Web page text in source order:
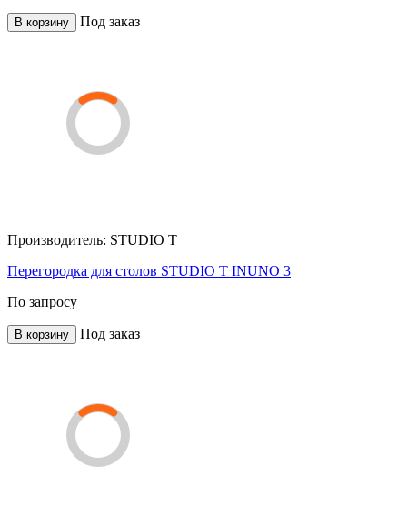
В корзину Под заказ
Производитель: STUDIO T
Перегородка для столов STUDIO T INUNO 3
По запросу
В корзину Под заказ